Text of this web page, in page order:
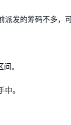
发的筹码不多，
。
。